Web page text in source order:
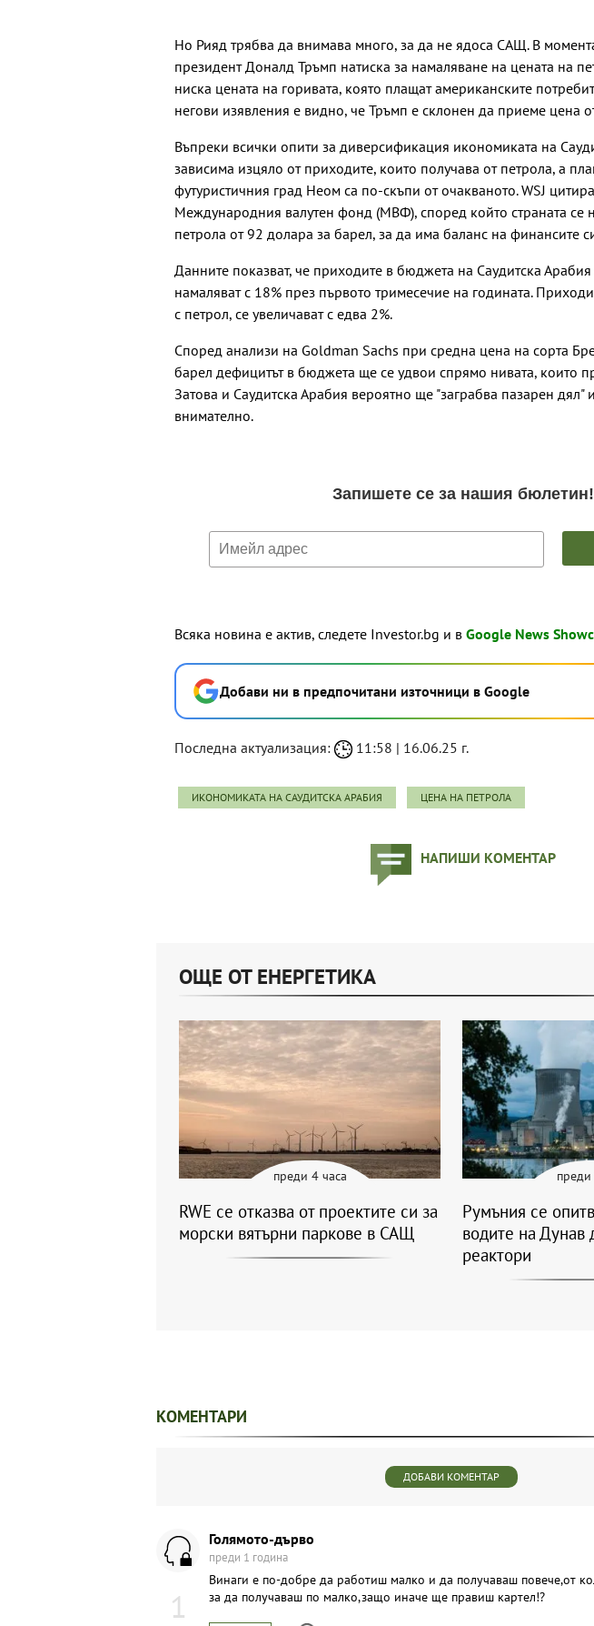
Но Рияд трябва да внимава много, за да не ядоса САЩ. В
президент Доналд Тръмп натиска за намаляване на цената на
ниска цената на горивата, която плащат американските
негови изявления е видно, че Тръмп е склонен да приеме цена
Въпреки всички опити за диверсификация икономиката на
зависима изцяло от приходите, които получава от петрола, а
футуристичния град Неом са по-скъпи от очакваното. WSJ
Международния валутен фонд (МВФ), според който страната се
петрола от 92 долара за барел, за да има баланс на финансите
Данните показват, че приходите в бюджета на Саудитска Арабия
намаляват с 18% през първото тримесечие на годината.
с петрол, се увеличават с едва 2%.
Според анализи на Goldman Sachs при средна цена на сорта
барел дефицитът в бюджета ще се удвои спрямо нивата, които
Затова и Саудитска Арабия вероятно ще "заграбва пазарен дял"
внимателно.
Всяка новина е актив, следете Investor.bg и в Google News
Добави ни в предпочитани източници в Google
Последна актуализация: 11:58 | 16.06.25 г.
ИКОНОМИКАТА НА САУДИТСКА АРАБИЯ ЦЕНА НА ПЕТРОЛА
НАПИШИ КОМЕНТАР
ОЩЕ ОТ ЕНЕРГЕТИКА
преди 4 часа
RWE се отказва от проектите си за
морски вятърни паркове в САЩ
преди
Румъния се
водите на Дунав
реактори
КОМЕНТАРИ
ДОБАВИ КОМЕНТАР
1
Голямото-дърво
преди 1 година
Винаги е по-добре да работиш малко и да получаваш повече,от
за да получаваш по малко,защо иначе ще правиш картел!?